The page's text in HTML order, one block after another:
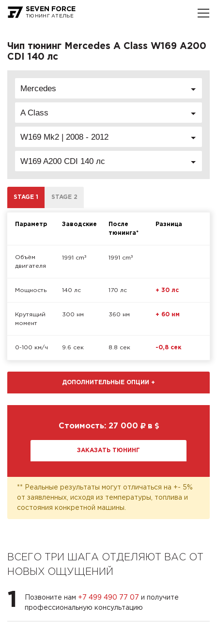
SEVEN FORCE
ТЮНИНГ АТЕЛЬЕ
Чип тюнинг Mercedes A Class W169 A200
CDI 140 лс
Mercedes
A Class
W169 Mk2 | 2008 - 2012
W169 A200 CDI 140 лс
STAGE 1 STAGE 2
Параметр Заводские
После
тюнинга*
Разница
Объём
двигателя
1991 cm³ 1991 cm³
Мощность 140 лс 170 лс + 30 лс
Крутящий
момент
300 нм 360 нм + 60 нм
0-100 км/ч 9.6 сек 8.8 сек -0,8 сек
ДОПОЛНИТЕЛЬНЫЕ ОПЦИИ +
Стоимость: 27 000 в
ЗАКАЗАТЬ ТЮНИНГ
** Реальные результаты могут отличаться на +- 5%
от заявленных, исходя из температуры, топлива и
состояния конкретной машины.
ВСЕГО ТРИ ШАГА ОТДЕЛЯЮТ ВАС ОТ
НОВЫХ ОЩУЩЕНИЙ
1 Позвоните нам +7 499 490 77 07 и получите
профессиональную консультацию